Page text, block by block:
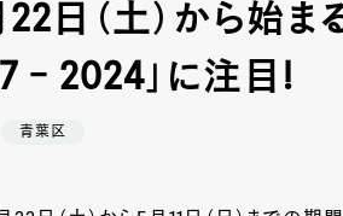
日（土）から始ま
」に注目!
青葉区